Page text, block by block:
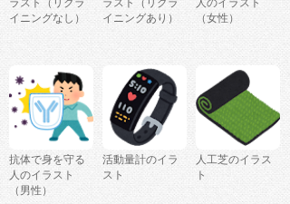
ラスト（リクラ
イニングなし）
ラスト（リクラ
イニングあり）
人のイラスト
（女性）
抗体で身を守る
人のイラスト
（男性）
活動量計のイラ
スト
人工芝のイラス
ト